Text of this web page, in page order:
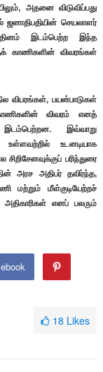
அதனை விடுவிப்பது
ஜனாதிபதியின் செயலாளர்
இடம்பெற்ற இந்த
காணிகளின் விவரங்கள்
விபரங்கள், பயன்பாடுகள்
விவரம் எனத்
இடம்பெற்றன. இவ்வாறு
உடனடியாக
பரிந்துரை
அரச அதிபர் தவிர்ந்த,
மற்றும் மீள்குடியேற்றச்
எனப் பலரும்
18 Likes